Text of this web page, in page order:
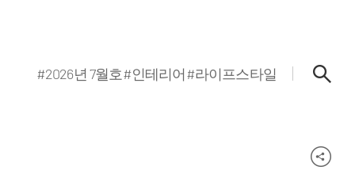
#2026년 7월호#인테리어#라이프스타일